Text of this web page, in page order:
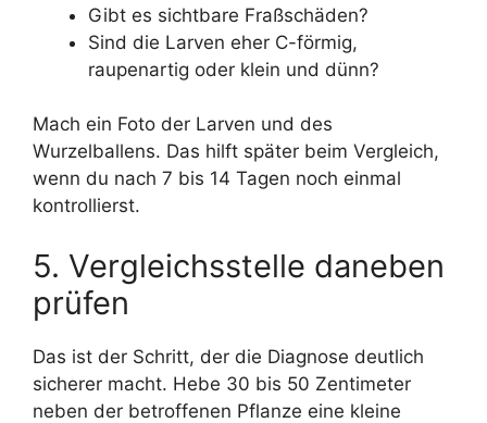
Gibt es sichtbare Fraßschäden?
Sind die Larven eher C-förmig,
raupenartig oder klein und dünn?
Mach ein Foto der Larven und des
Wurzelballens. Das hilft später beim Vergleich,
wenn du nach 7 bis 14 Tagen noch einmal
kontrollierst.
5. Vergleichsstelle daneben
prüfen
Das ist der Schritt, der die Diagnose deutlich
sicherer macht. Hebe 30 bis 50 Zentimeter
neben der betroffenen Pflanze eine kleine